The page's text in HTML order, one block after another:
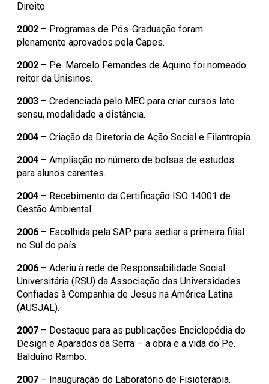
Direito.
2002 – Programas de Pós-Graduação foram
plenamente aprovados pela Capes.
2002 – Pe. Marcelo Fernandes de Aquino foi nomeado
reitor da Unisinos.
2003 – Credenciada pelo MEC para criar cursos lato
sensu, modalidade a distância.
2004 – Criação da Diretoria de Ação Social e Filantropia.
2004 – Ampliação no número de bolsas de estudos
para alunos carentes.
2004 – Recebimento da Certificação ISO 14001 de
Gestão Ambiental.
2006 – Escolhida pela SAP para sediar a primeira filial
no Sul do país.
2006 – Aderiu à rede de Responsabilidade Social
Universitária (RSU) da Associação das Universidades
Confiadas à Companhia de Jesus na América Latina
(AUSJAL).
2007 – Destaque para as publicações Enciclopédia do
Design e Aparados da Serra – a obra e a vida do Pe.
Balduíno Rambo.
2007 – Inauguração do Laboratório de Fisioterapia.